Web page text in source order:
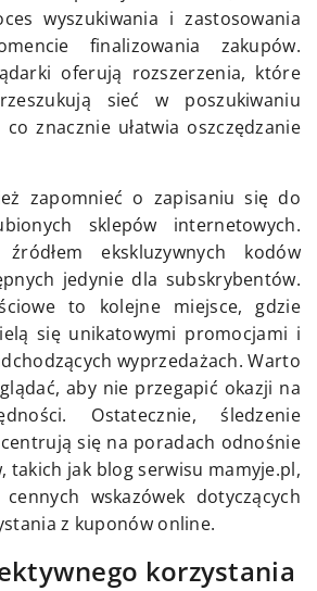
wyszukiwania i zastosowania
finalizowania zakupów.
oferują rozszerzenia, które
sieć w poszukiwaniu
znacznie ułatwia oszczędzanie
zapomnieć o zapisaniu się do
sklepów internetowych.
ekskluzywnych kodów
jedynie dla subskrybentów.
to kolejne miejsce, gdzie
się unikatowymi promocjami i
wyprzedażach. Warto
aby nie przegapić okazji na
Ostatecznie, śledzenie
się na poradach odnośnie
takich jak blog serwisu mamyje.pl,
wskazówek dotyczących
z kuponów online.
korzystania